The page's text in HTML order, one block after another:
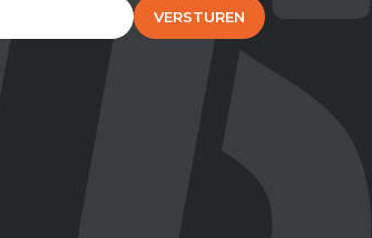
VERSTUREN